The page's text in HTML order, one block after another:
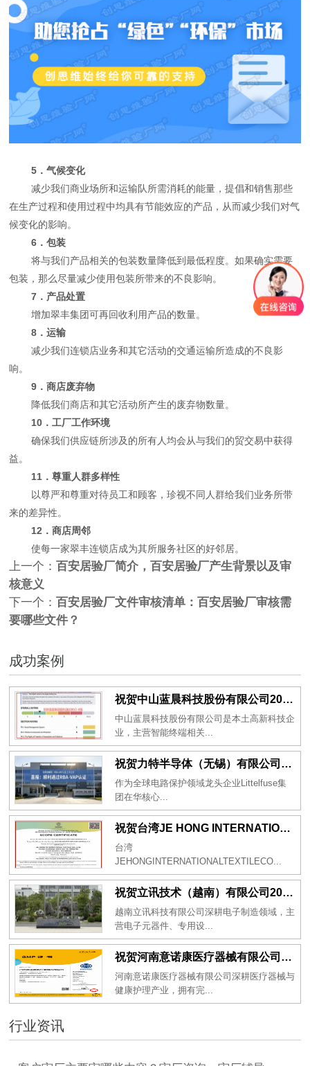
5．气候变化
减少我们商业场所和运输队所需消耗的能量，提倡和销售那些
在生产过程和使用过程中均具有节能效应的产品，从而减少我们对气
候变化的影响。
6．包装
将与我们产品相关的包装数量降低到最低程度。如果确实需要
包装，那么尽量减少使用包装所带来的不良影响。
7．产品处置
增加翠丰集团可再回收利用产品的数量。
8．运输
减少我们连锁店业务和其它活动的交通运输所造成的不良影
响。
9．商店废弃物
降低我们商店和其它活动所产生的废弃物数量。
10．工厂工作环境
确保我们供应链所涉及的所有人均会从与我们的贸交易中获得
益。
11．尊重人群多样性
以尊严和尊重对待员工和顾客，珍视不同人群给我们业务所带
来的差异性。
12．商店周邻
使每一家翠丰连锁店成为其所服务社区的好邻居。
上一个：百安居验厂简介，百安居验厂产生背景以及审
核意义
下一个：百安居验厂文件审核清单：百安居验厂审核需
要哪些文件？
成功案例
祝贺中山蓝晨科技股份有限公司2026年一次性成功通过BSCI验厂-B级
中山蓝晨科技股份有限公司是本土高新科技企
业，主营智能终端相关...
祝贺力特半导体（无锡）有限公司2026年一次性成功通过RBA-VAP认证审核并取得170.2分
作为全球电路保护领域龙头企业Littelfuse集
团在华核心...
祝贺台湾JE HONG INTERNATIONAL TEXTILE CO., LTD 2026年一次性成功通过GRS认证
台湾
JEHONGINTERNATIONALTEXTILECO...
祝贺立讯技术（越南）有限公司2026年一次性成功通过RBA-VAP审核获得金牌评级！
越南立讯科技有限公司深耕电子制造领域，主
营电子元器件、专用设...
祝贺河南意诺康医疗器械有限公司2026年一次性成功通过GMP认证
河南意诺康医疗器械有限公司深耕医疗器械与
健康护理产业，拥有完...
行业资讯